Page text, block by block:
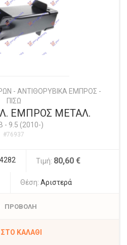
- ΑΝΤΙΘΟΡΥΒΙΚΑ ΕΜΠΡΟΣ -
ΠΙΣΩ
ΕΜΠΡΟΣ ΜΕΤΑΛ.
- 9.5 (2010-)
#76937
Τιμή: 80,60 €
Θέση: Αριστερά
ΠΡΟΒΟΛΗ
ΣΤΟ ΚΑΛΆΘΙ